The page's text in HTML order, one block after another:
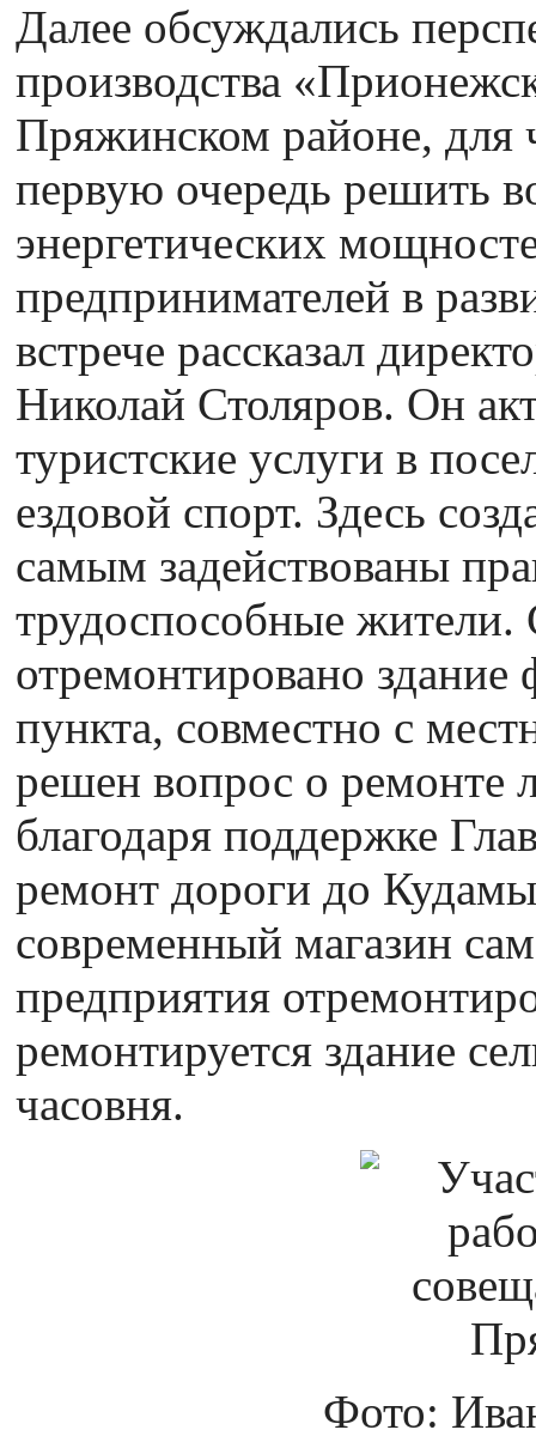
Далее обсуждались
производства
Пряжинском районе, для
первую очередь решить
энергетических
предпринимателей в
встрече рассказал
Николай Столяров. Он
туристские услуги в
ездовой спорт. Здесь
самым задействованы
трудоспособные жители.
отремонтировано
пункта, совместно с
решен вопрос о ремонте
благодаря поддержке
ремонт дороги до
современный магазин
предприятия
ремонтируется здание
часовня.
Фото: